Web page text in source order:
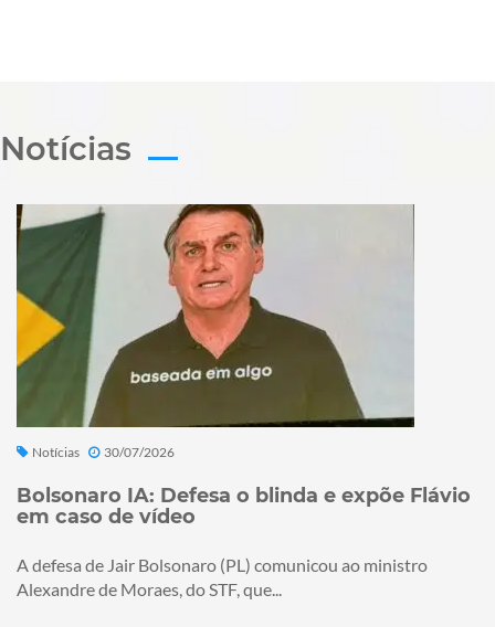
Notícias
Notícias 30/07/2026
Bolsonaro IA: Defesa o blinda e expõe Flávio
em caso de vídeo
A defesa de Jair Bolsonaro (PL) comunicou ao ministro
Alexandre de Moraes, do STF, que...